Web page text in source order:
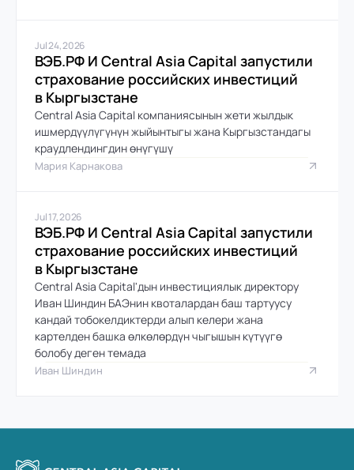
Jul 24, 2026
ВЭБ.РФ И Central Asia Capital запустили
страхование российских инвестиций
в Кыргызстане
Central Asia Capital компаниясынын жети жылдык
ишмердүүлүгүнүн жыйынтыгы жана Кыргызстандагы
краудлендингдин өнүгүшү
Мария Карнакова
Jul 17, 2026
ВЭБ.РФ И Central Asia Capital запустили
страхование российских инвестиций
в Кыргызстане
Central Asia Capital'дын инвестициялык директору
Иван Шиндин БАЭнин квоталардан баш тартуусу
кандай тобокелдиктерди алып келери жана
картелден башка өлкөлөрдүн чыгышын күтүүгө
болобу деген темада
Иван Шиндин